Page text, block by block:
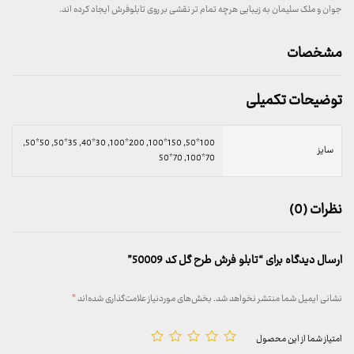
جوان و ملک سلیمان به زیبایی هرچه تمام تر نقشی بر روی تابلوفرش ایجاد کرده اند.
مشخصات
توضیحات تکمیلی
سایز
100*50, 150*100, 200*100, 30*40, 35*50, 50*50,
70*100, 70*50
نظرات (0)
ارسال دیدگاه برای “تابلو فرش طرح گل کد 50009”
نشانی ایمیل شما منتشر نخواهد شد.بخش‌های موردنیاز علامت‌گذاری شده‌اند*
امتیاز شما از این محصول